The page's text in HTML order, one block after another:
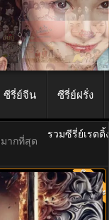
ซีรี่ย์จีน ซีรี่ย์ฝรั่ง
ากที่สุด
รวมซีรี่ย์เรตติ้
พากย์ไทย